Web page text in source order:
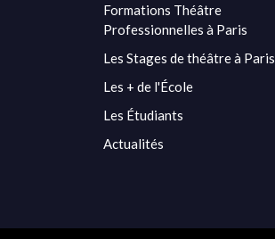
Formations Théâtre
Professionnelles à Paris
Les Stages de théâtre à Paris
Les + de l'École
Les Étudiants
Actualités